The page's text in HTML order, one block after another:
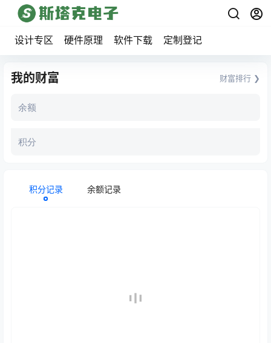
设计专区 硬件原理 软件下载 定制登记
我的财富 财富排行 ❯
余额
积分
积分记录 余额记录